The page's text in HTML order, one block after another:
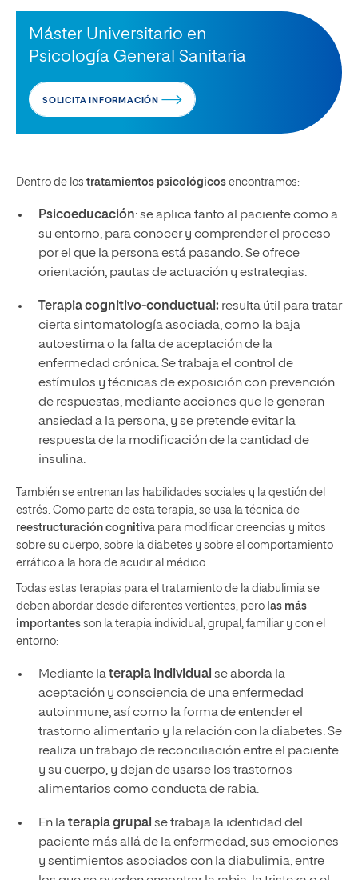
Máster Universitario en
Psicología General Sanitaria
SOLICITA INFORMACIÓN
Dentro de los tratamientos psicológicos encontramos:
Psicoeducación: se aplica tanto al paciente como a
su entorno, para conocer y comprender el proceso
por el que la persona está pasando. Se ofrece
orientación, pautas de actuación y estrategias.
Terapia cognitivo-conductual: resulta útil para tratar
cierta sintomatología asociada, como la baja
autoestima o la falta de aceptación de la
enfermedad crónica. Se trabaja el control de
estímulos y técnicas de exposición con prevención
de respuestas, mediante acciones que le generan
ansiedad a la persona, y se pretende evitar la
respuesta de la modificación de la cantidad de
insulina.
También se entrenan las habilidades sociales y la gestión del
estrés. Como parte de esta terapia, se usa la técnica de
reestructuración cognitiva para modificar creencias y mitos
sobre su cuerpo, sobre la diabetes y sobre el comportamiento
errático a la hora de acudir al médico.
Todas estas terapias para el tratamiento de la diabulimia se
deben abordar desde diferentes vertientes, pero las más
importantes son la terapia individual, grupal, familiar y con el
entorno:
Mediante laterapia individual se aborda la
aceptación y consciencia de una enfermedad
autoinmune, así como la forma de entender el
trastorno alimentario y la relación con la diabetes. Se
realiza un trabajo de reconciliación entre el paciente
y su cuerpo, y dejan de usarse los trastornos
alimentarios como conducta de rabia.
En laterapia grupal se trabaja la identidad del
paciente más allá de la enfermedad, sus emociones
y sentimientos asociados con la diabulimia, entre